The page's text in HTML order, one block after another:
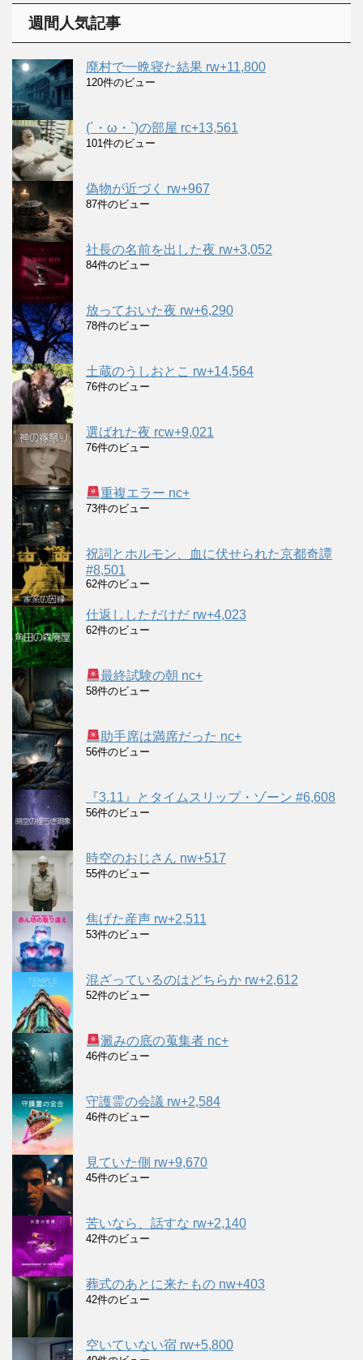
週間人気記事
廃村で一晩寝た結果 rw+11,800
120件のビュー
(´・ω・`)の部屋 rc+13,561
101件のビュー
偽物が近づく rw+967
87件のビュー
社長の名前を出した夜 rw+3,052
84件のビュー
放っておいた夜 rw+6,290
78件のビュー
土蔵のうしおとこ rw+14,564
76件のビュー
選ばれた夜 rcw+9,021
76件のビュー
重複エラー nc+
73件のビュー
祝詞とホルモン、血に伏せられた京都奇譚
#8,501
62件のビュー
仕返ししただけだ rw+4,023
62件のビュー
最終試験の朝 nc+
58件のビュー
助手席は満席だった nc+
56件のビュー
『3.11』とタイムスリップ・ゾーン #6,608
56件のビュー
時空のおじさん nw+517
55件のビュー
焦げた産声 rw+2,511
53件のビュー
混ざっているのはどちらか rw+2,612
52件のビュー
澱みの底の蒐集者 nc+
46件のビュー
守護霊の会議 rw+2,584
46件のビュー
見ていた側 rw+9,670
45件のビュー
苦いなら、話すな rw+2,140
42件のビュー
葬式のあとに来たもの nw+403
42件のビュー
空いていない宿 rw+5,800